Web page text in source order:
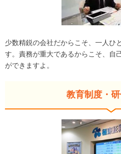
少数精鋭の会社だからこそ、一人ひ
す。責務が重大であるからこそ、自
ができますよ。
教育制度・